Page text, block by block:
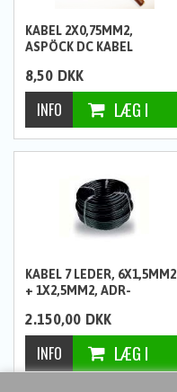
KABEL 2X0,75MM2,
ASPÖCK DC KABEL
8,50 DKK
KABEL 7 LEDER, 6X1,5MM2
+ 1X2,5MM2, ADR-
2.150,00 DKK